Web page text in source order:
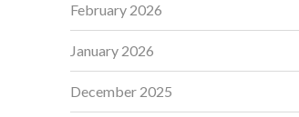
February 2026
January 2026
December 2025